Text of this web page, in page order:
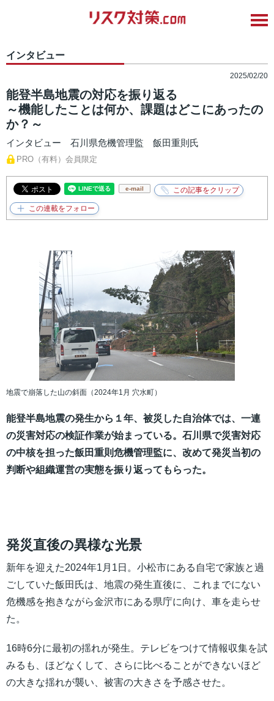
インタビュー
2025/02/20
能登半島地震の対応を振り返る
～機能したことは何か、課題はどこにあったの
か？～
インタビュー 石川県危機管理監 飯田重則氏
PRO（有料）会員限定
e-mail
地震で崩落した山の斜面（2024年1月 穴水町）
能登半島地震の発生から１年、被災した自治体では、一連
の災害対応の検証作業が始まっている。石川県で災害対応
の中核を担った飯田重則危機管理監に、改めて発災当初の
判断や組織運営の実態を振り返ってもらった。
発災直後の異様な光景
新年を迎えた2024年1月1日。小松市にある自宅で家族と過
ごしていた飯田氏は、地震の発生直後に、これまでにない
危機感を抱きながら金沢市にある県庁に向け、車を走らせ
た。
16時6分に最初の揺れが発生。テレビをつけて情報収集を試
みるも、ほどなくして、さらに比べることができないほど
の大きな揺れが襲い、被害の大きさを予感させた。